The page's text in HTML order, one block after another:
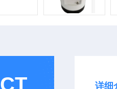
详细